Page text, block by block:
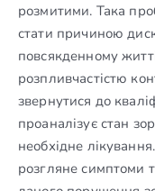
розмитими. Така
стати причиною
повсякденному
розпливчастістю
звернутися до
проаналізує стан
необхідне
розгляне симптоми